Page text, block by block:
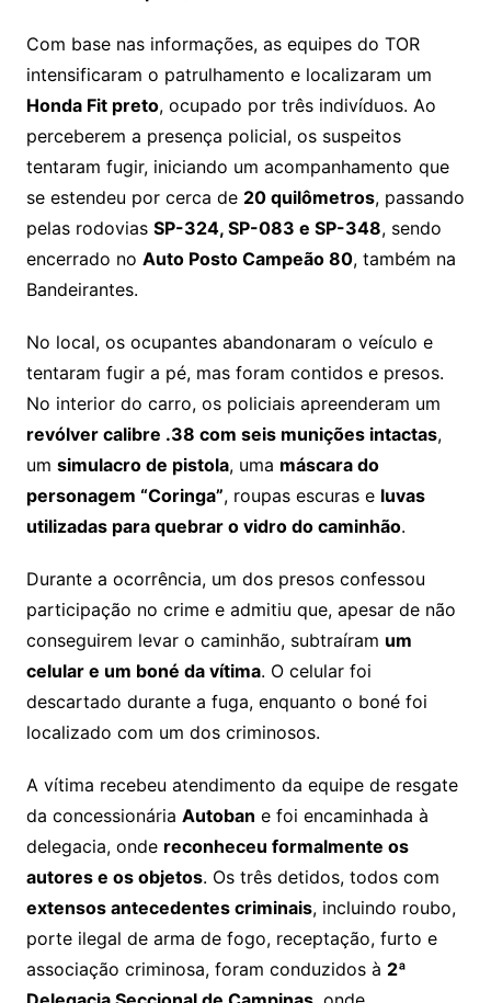
Com base nas informações, as equipes do TOR
intensificaram o patrulhamento e localizaram um
Honda Fit preto, ocupado por três indivíduos. Ao
perceberem a presença policial, os suspeitos
tentaram fugir, iniciando um acompanhamento que
se estendeu por cerca de 20 quilômetros, passando
pelas rodovias SP-324, SP-083 e SP-348, sendo
encerrado no Auto Posto Campeão 80, também na
Bandeirantes.
No local, os ocupantes abandonaram o veículo e
tentaram fugir a pé, mas foram contidos e presos.
No interior do carro, os policiais apreenderam um
revólver calibre .38 com seis munições intactas,
um simulacro de pistola, uma máscara do
personagem “Coringa”, roupas escuras e luvas
utilizadas para quebrar o vidro do caminhão.
Durante a ocorrência, um dos presos confessou
participação no crime e admitiu que, apesar de não
conseguirem levar o caminhão, subtraíram um
celular e um boné da vítima. O celular foi
descartado durante a fuga, enquanto o boné foi
localizado com um dos criminosos.
A vítima recebeu atendimento da equipe de resgate
da concessionária Autoban e foi encaminhada à
delegacia, onde reconheceu formalmente os
autores e os objetos. Os três detidos, todos com
extensos antecedentes criminais, incluindo roubo,
porte ilegal de arma de fogo, receptação, furto e
associação criminosa, foram conduzidos à 2ª